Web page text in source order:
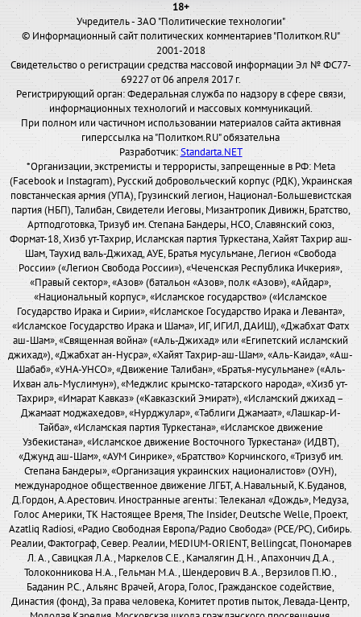
18+
Учредитель - ЗАО "Политические технологии"
© Информационный сайт политических комментариев "Политком.RU"
2001-2018
Свидетельство о регистрации средства массовой информации Эл № ФС77-
69227 от 06 апреля 2017 г.
Регистрирующий орган: Федеральная служба по надзору в сфере связи,
информационных технологий и массовых коммуникаций.
При полном или частичном использовании материалов сайта активная
гиперссылка на "Политком.RU" обязательна
Разработчик:Standarta.NET
*Организации, экстремисты и террористы, запрещенные в РФ: Meta
(Facebook и Instagram), Русский добровольческий корпус (РДК), Украинская
повстанческая армия (УПА), Грузинский легион, Национал-Большевистская
партия (НБП), Талибан, Свидетели Иеговы, Мизантропик Дивижн, Братство,
Артподготовка, Тризуб им. Степана Бандеры, НСО, Славянский союз,
Формат-18, Хизб ут-Тахрир, Исламская партия Туркестана, Хайят Тахрир аш-
Шам, Таухид валь-Джихад, АУЕ, Братья мусульмане, Легион «Свобода
России» («Легион Свобода России»), «Чеченская Республика Ичкерия»,
«Правый сектор», «Азов» (батальон «Азов», полк «Азов»), «Айдар»,
«Национальный корпус», «Исламское государство» («Исламское
Государство Ирака и Сирии», «Исламское Государство Ирака и Леванта»,
«Исламское Государство Ирака и Шама», ИГ, ИГИЛ, ДАИШ), «Джабхат Фатх
аш-Шам», «Священная война» («Аль-Джихад» или «Египетский исламский
джихад»), «Джабхат ан-Нусра», «Хайят Тахрир-аш-Шам», «Аль-Каида», «Аш-
Шабаб», «УНА-УНСО», «Движение Талибан», «Братья-мусульмане» («Аль-
Ихван аль-Муслимун»), «Меджлис крымско-татарского народа», «Хизб ут-
Тахрир», «Имарат Кавказ» («Кавказский Эмират»), «Исламский джихад –
Джамаат моджахедов», «Нурджулар», «Таблиги Джамаат», «Лашкар-И-
Тайба», «Исламская партия Туркестана», «Исламское движение
Узбекистана», «Исламское движение Восточного Туркестана» (ИДВТ),
«Джунд аш-Шам», «АУМ Синрике», «Братство» Корчинского, «Тризуб им.
Степана Бандеры», «Организация украинских националистов» (ОУН),
международное общественное движение ЛГБТ, А.Навальный, К.Буданов,
Д.Гордон, А.Арестович. Иностранные агенты: Телеканал «Дождь», Медуза,
Голос Америки, ТК Настоящее Время, The Insider, Deutsche Welle, Проект,
Azatliq Radiosi, «Радио Свободная Европа/Радио Свобода» (PCE/PC), Сибирь.
Реалии, Фактограф, Север. Реалии, MEDIUM-ORIENT, Bellingcat, Пономарев
Л. А., Савицкая Л.А., Маркелов С.Е., Камалягин Д.Н., Апахончич Д.А.,
Толоконникова Н.А., Гельман М.А., Шендерович В.А., Верзилов П.Ю.,
Баданин Р.С., Альянс Врачей, Агора, Голос, Гражданское содействие,
Династия (фонд), За права человека, Комитет против пыток, Левада-Центр,